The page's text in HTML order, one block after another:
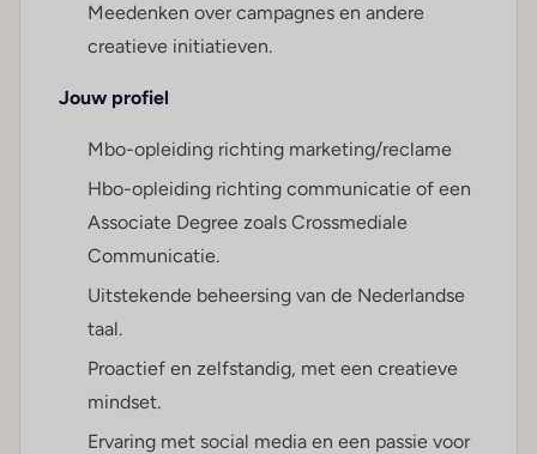
Meedenken over campagnes en andere
creatieve initiatieven.
Jouw profiel
Mbo-opleiding richting marketing/reclame
Hbo-opleiding richting communicatie of een
Associate Degree zoals Crossmediale
Communicatie.
Uitstekende beheersing van de Nederlandse
taal.
Proactief en zelfstandig, met een creatieve
mindset.
Ervaring met social media en een passie voor